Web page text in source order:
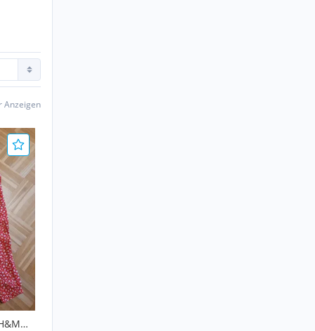
Anzeigen